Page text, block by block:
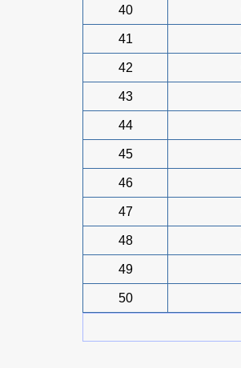
40
41
42
43
44
45
46
47
48
49
50